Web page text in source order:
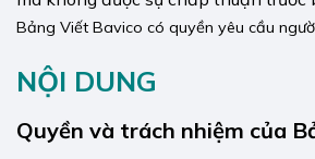
Bảng Viết Bavico có quyền yêu cầu
NỘI DUNG
Quyền và trách nhiệm của